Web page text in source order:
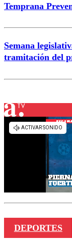
Temprana
Semana
tramitación del
DEPORTES